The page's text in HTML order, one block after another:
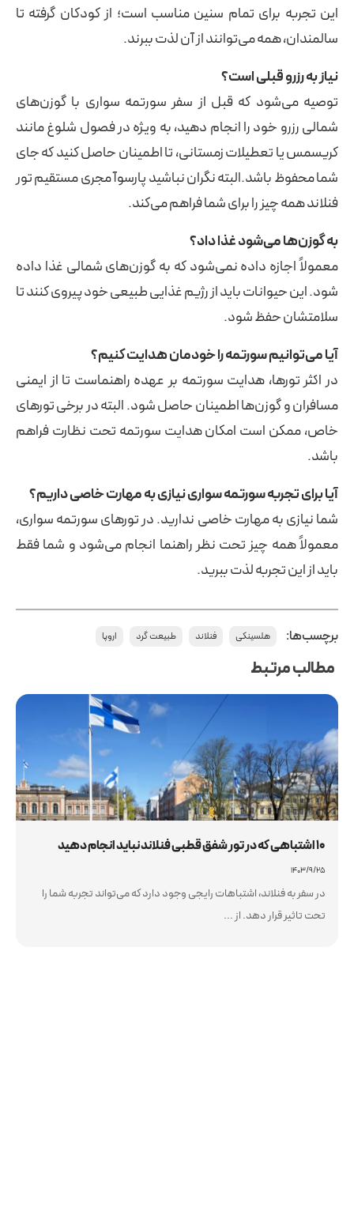
این تجربه برای تمام سنین مناسب است؛ از کودکان گرفته تا
سالمندان، همه می‌توانند از آن لذت ببرند.
نیاز به رزرو قبلی است؟
توصیه می‌شود که قبل از سفر سورتمه‌ سواری با گوزن‌های
شمالی رزرو خود را انجام دهید، به ویژه در فصول شلوغ مانند
کریسمس یا تعطیلات زمستانی، تا اطمینان حاصل کنید که جای
شما محفوظ باشد.البته نگران نباشید پارسوآ مجری مستقیم تور
فنلاند همه چیز را برای شما فراهم می‌کند.
به گوزن‌ها می‌شود غذا داد؟
معمولاً اجازه داده نمی‌شود که به گوزن‌های شمالی غذا داده
شود. این حیوانات باید از رژیم غذایی طبیعی خود پیروی کنند تا
سلامتشان حفظ شود.
آیا می‌توانیم سورتمه را خودمان هدایت کنیم؟
در اکثر تورها، هدایت سورتمه بر عهده راهنماست تا از ایمنی
مسافران و گوزن‌ها اطمینان حاصل شود. البته در برخی تورهای
خاص، ممکن است امکان هدایت سورتمه تحت نظارت فراهم
باشد.
آیا برای تجربه سورتمه‌ سواری نیازی به مهارت خاصی داریم؟
شما نیازی به مهارت خاصی ندارید. در تورهای سورتمه‌ سواری،
معمولاً همه چیز تحت نظر راهنما انجام می‌شود و شما فقط
باید از این تجربه لذت ببرید.
برچسب‌ها: هلسینکی فنلاند طبیعت گرد اروپا
مطالب مرتبط
10 اشتباهی که در تور شفق قطبی فنلاند نباید انجام دهید
۱۴۰۳/۹/۲۵
در سفر به فنلاند، اشتباهات رایجی وجود دارد که می‌تواند تجربه شما را
تحت تاثیر قرار دهد. از ...